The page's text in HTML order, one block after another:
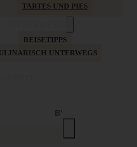
TARTES UND PIES
REISETIPPS
UNTERWEGS